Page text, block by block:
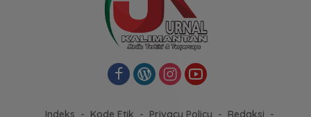
Indeks Kode Etik Privacy Policy Redaksi